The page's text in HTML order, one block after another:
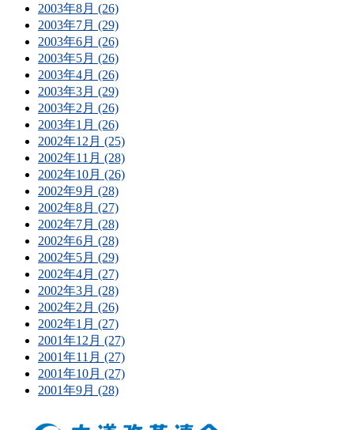
2003年8月 (26)
2003年7月 (29)
2003年6月 (26)
2003年5月 (26)
2003年4月 (26)
2003年3月 (29)
2003年2月 (26)
2003年1月 (26)
2002年12月 (25)
2002年11月 (28)
2002年10月 (26)
2002年9月 (28)
2002年8月 (27)
2002年7月 (28)
2002年6月 (28)
2002年5月 (29)
2002年4月 (27)
2002年3月 (28)
2002年2月 (26)
2002年1月 (27)
2001年12月 (27)
2001年11月 (27)
2001年10月 (27)
2001年9月 (28)